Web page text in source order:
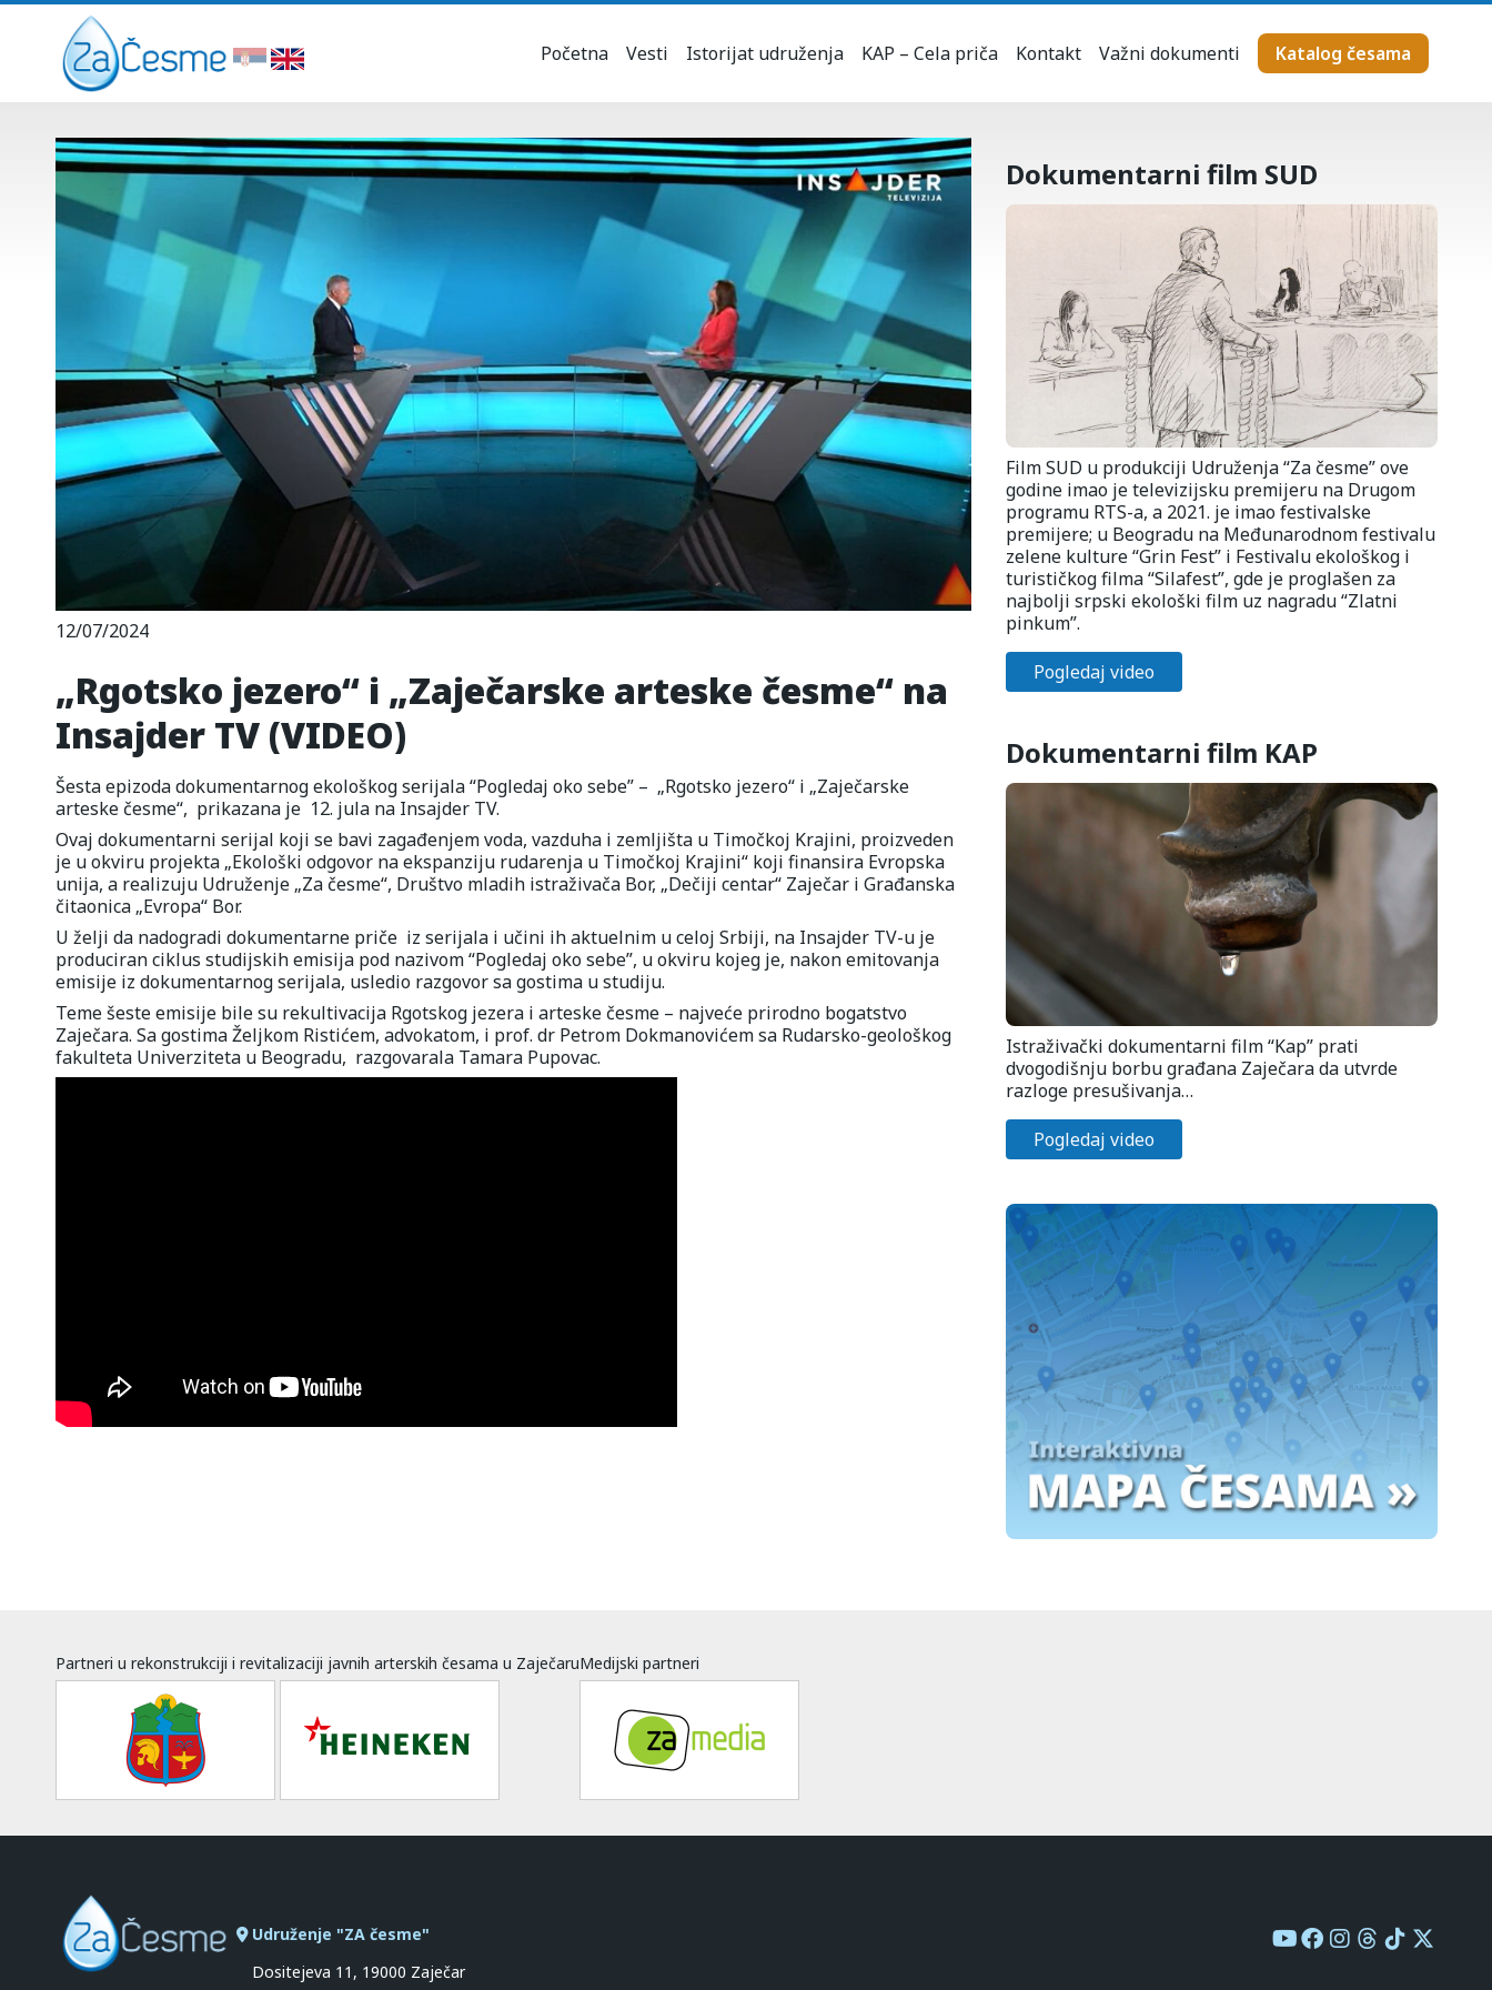
Početna Vesti Istorijat udruženja KAP – Cela priča Kontakt Važni dokumenti Katalog česama
12/07/2024
„Rgotsko jezero“ i „Zaječarske arteske česme“ na
Insajder TV (VIDEO)
Šesta epizoda dokumentarnog ekološkog serijala “Pogledaj oko sebe” – „Rgotsko jezero“ i „Zaječarske
arteske česme“, prikazana je 12. jula na Insajder TV.
Ovaj dokumentarni serijal koji se bavi zagađenjem voda, vazduha i zemljišta u Timočkoj Krajini, proizveden
je u okviru projekta „Ekološki odgovor na ekspanziju rudarenja u Timočkoj Krajini“ koji finansira Evropska
unija, a realizuju Udruženje „Za česme“, Društvo mladih istraživača Bor, „Dečiji centar“ Zaječar i Građanska
čitaonica „Evropa“ Bor.
U želji da nadogradi dokumentarne priče iz serijala i učini ih aktuelnim u celoj Srbiji, na Insajder TV-u je
produciran ciklus studijskih emisija pod nazivom “Pogledaj oko sebe”, u okviru kojeg je, nakon emitovanja
emisije iz dokumentarnog serijala, usledio razgovor sa gostima u studiju.
Teme šeste emisije bile su rekultivacija Rgotskog jezera i arteske česme – najveće prirodno bogatstvo
Zaječara. Sa gostima Željkom Ristićem, advokatom, i prof. dr Petrom Dokmanovićem sa Rudarsko-geološkog
fakulteta Univerziteta u Beogradu, razgovarala Tamara Pupovac.
Dokumentarni film SUD
Film SUD u produkciji Udruženja “Za česme” ove
godine imao je televizijsku premijeru na Drugom
programu RTS-a, a 2021. je imao festivalske
premijere; u Beogradu na Međunarodnom festivalu
zelene kulture “Grin Fest” i Festivalu ekološkog i
turističkog filma “Silafest”, gde je proglašen za
najbolji srpski ekološki film uz nagradu “Zlatni
pinkum”.
Pogledaj video
Dokumentarni film KAP
Istraživački dokumentarni film “Kap” prati
dvogodišnju borbu građana Zaječara da utvrde
razloge presušivanja…
Pogledaj video
Partneri u rekonstrukciji i revitalizaciji javnih arterskih česama u ZaječaruMedijski partneri
Udruženje "ZA česme"
Dositejeva 11, 19000 Zaječar